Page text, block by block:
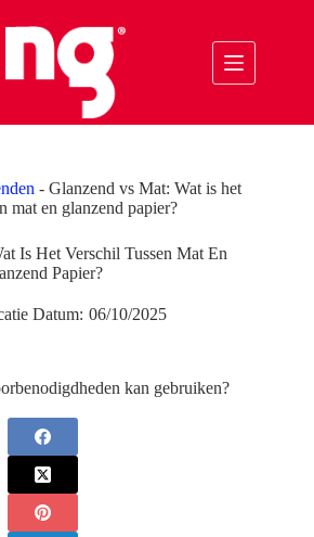
- Glanzend vs Mat: Wat is het
mat en glanzend papier?
Is Het Verschil Tussen Mat En
Papier?
Datum: 06/10/2025
kan gebruiken?